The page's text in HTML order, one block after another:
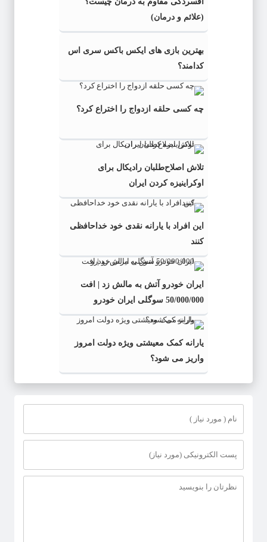
(علائم و درمان)
بهترین بازی های ایکس باکس سری اس
کدامند؟
چه کسی حلقه‌ ازدواج را اختراع کرد؟
تلاش اصلاح‌طلبان رادیکال برای
اوکراینیزه کردن ایران
این افراد با یارانه نقدی خود خداحافظی
کنند
ایران خودرو آتش به مالش زد | افت
50/000/000 سوگلی ایران خودرو
یارانه کمک معیشتی ویژه دولت امروز
واریز می شود؟